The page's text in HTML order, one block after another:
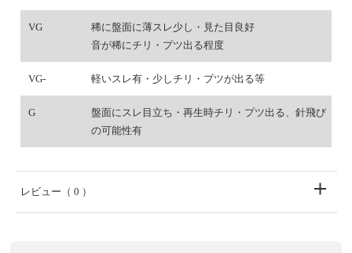
VG
稀に盤面に薄スレ少し・見た目良好
音が稀にチリ・プツ出る程度
VG- 軽いスレ有・少しチリ・プツが出る等
G
盤面にスレ目立ち・再生時チリ・プツ出る、針飛び
の可能性有
レビュー （ 0 ）